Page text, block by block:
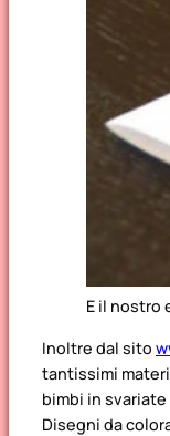
E il nostro
Inoltre dal sito
tantissimi
bimbi in
Disegni da